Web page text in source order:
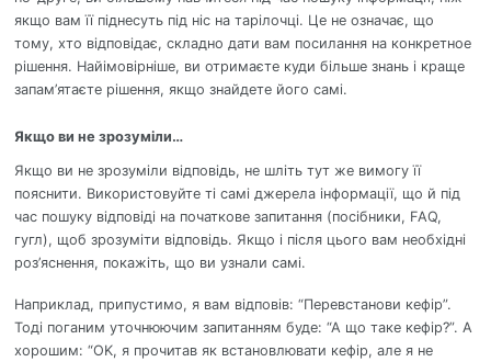
якщо вам її піднесуть під ніс на тарілочці. Це не означає, що
тому, хто відповідає, складно дати вам посилання на конкретное
рішення. Найімовірніше, ви отримаєте куди більше знань і краще
запам’ятаєте рішення, якщо знайдете його самі.
Якщо ви не зрозуміли…
Якщо ви не зрозуміли відповідь, не шліть тут же вимогу її
пояснити. Використовуйте ті самі джерела інформації, що й під
час пошуку відповіді на початкове запитання (посібники, FAQ,
гугл), щоб зрозуміти відповідь. Якщо і після цього вам необхідні
роз’яснення, покажіть, що ви узнали самі.
Наприклад, припустимо, я вам відповів: “Перевстанови кефір”.
Тоді поганим уточнюючим запитанням буде: “А що таке кефір?”. А
хорошим: “OK, я прочитав як встановлювати кефір, але я не